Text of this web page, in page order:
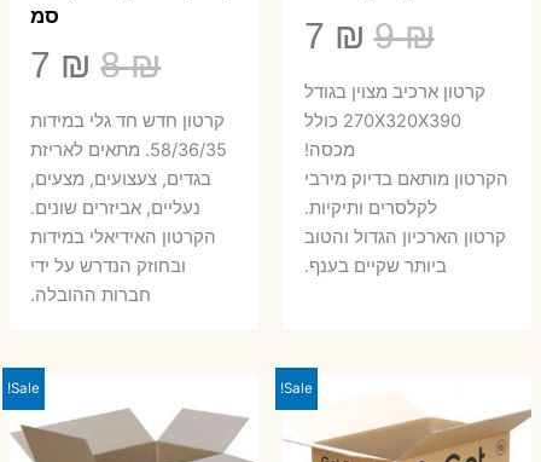
9₪
המחיר
המקורי
היה:
9 ₪.
7 ₪
הנוכחי
הוא:
קרטון ארכיב מצוין בגודל
270X320X390 כולל
מכסה!
הקרטון מותאם בדיוק מירבי
לקלסרים ותיקיות.
קרטון הארכיון הגדול והטוב
ביותר שקיים בענף.
סמ
8₪
היה:
8 ₪.
7 ₪
7 ₪.
קרטון חדש חד גלי במידות
58/36/35. מתאים לאריזת
בגדים, צעצועים, מצעים,
נעליים, אביזרים שונים.
הקרטון האידיאלי במידות
ובחוזק הנדרש על ידי
חברות ההובלה.
Sale!
Sale!